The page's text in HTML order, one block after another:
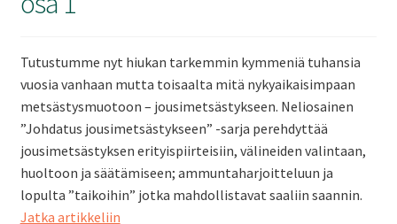
Liitto
Metsästys
Materiaali
Forum
Tutustumme nyt hiukan tarkemmin kymmeniä tuhansia
vuosia vanhaan mutta toisaalta mitä nykyaikaisimpaan
metsästysmuotoon – jousimetsästykseen. Neliosainen
”Johdatus jousimetsästykseen” -sarja perehdyttää
jousimetsästyksen erityispiirteisiin, välineiden valintaan,
huoltoon ja säätämiseen; ammuntaharjoitteluun ja
lopulta ”taikoihin” jotka mahdollistavat saaliin saannin.
Jatka artikkeliinJohdatus